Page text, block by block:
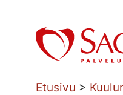
sisältöön
Etusivu >